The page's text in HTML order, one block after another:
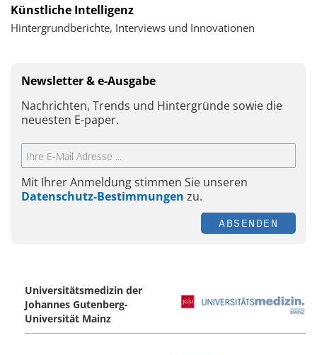
Künstliche Intelligenz
Hintergrundberichte, Interviews und Innovationen
Newsletter & e-Ausgabe
Nachrichten, Trends und Hintergründe sowie die
neuesten E-paper.
Mit Ihrer Anmeldung stimmen Sie unseren
Datenschutz-Bestimmungen zu.
ABSENDEN
Universitätsmedizin der
Johannes Gutenberg-
Universität Mainz